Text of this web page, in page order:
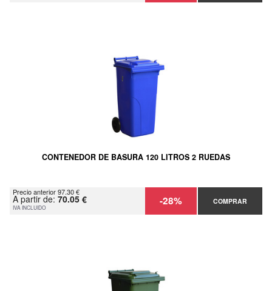
CONTENEDOR DE BASURA 120 LITROS 2 RUEDAS
Precio anterior 97.30 €
A partir de: 70.05 €
IVA INCLUIDO -28% COMPRAR